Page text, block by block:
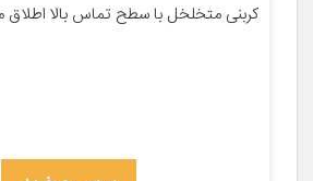
کربنی متخلخل با سطح تماس بالا